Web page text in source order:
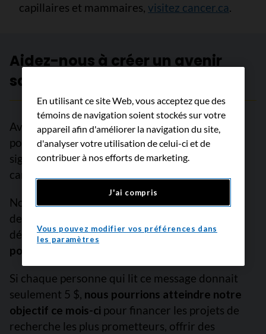
capillaires et mammaires, visitez cancer.ca.
Aidez-nous à créer un avenir
sans cancer
Avec le soutien de lecteurs comme vous, nous
pouvons continuer à faire une différence
significative pour les personnes atteintes de
cancer.
Nous sommes déterminés à augmenter les taux
de survie, à freiner le cancer avant qu’il ne se
développe et à améliorer des vies.Mais nous ne
pouvons pas y arriver sans vous.
Si chaque personne qui lit ce message donnait
seulement 5 $, nous pourrions atteindre notre
objectif ce mois-ci pour financer les projets de
recherche les plus prometteurs, offrir des
En utilisant ce site Web, vous acceptez que des
témoins de navigation soient stockés sur votre
appareil afin d'améliorer la navigation du site,
d'analyser votre utilisation de celui-ci et de
contribuer à nos efforts de marketing.
J'ai compris
Vous pouvez modifier vos préférences dans
les paramètres